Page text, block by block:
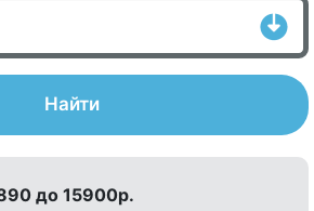
Найти
до 15900р.